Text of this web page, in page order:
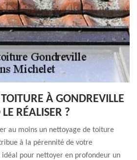
À GONDREVILLE
RÉALISER ?
au moins un nettoyage de toiture
à la pérennité de votre
pour nettoyer en profondeur un